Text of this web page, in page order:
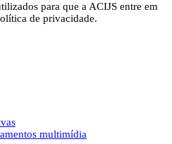
para que a ACIJS entre em
de privacidade.
multimídia